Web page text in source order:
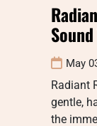
May
Radiant
gentle,
the